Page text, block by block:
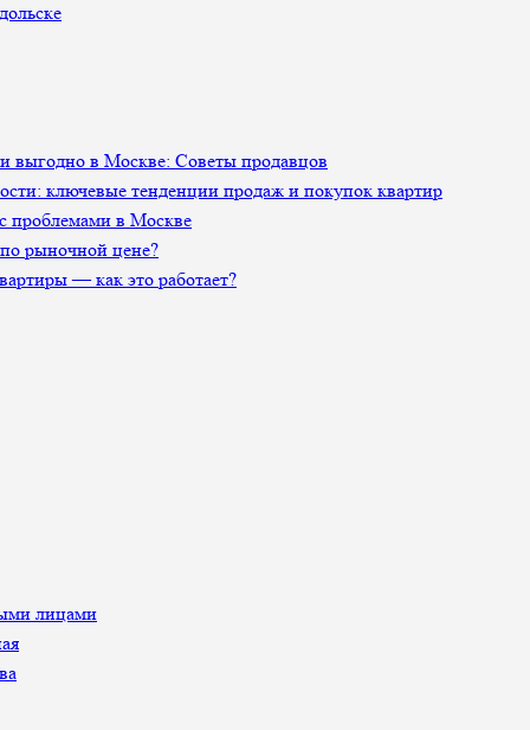
выгодно в Москве: Советы продавцов
ключевые тенденции продаж и покупок квартир
проблемами в Москве
рыночной цене?
— как это работает?
лицами